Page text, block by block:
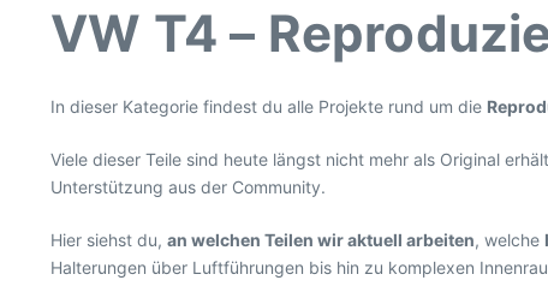
VW T4 –
In dieser Kategorie findest du alle Projekte rund um die
Viele dieser Teile sind heute längst nicht mehr als Original
Unterstützung aus der Community.
Hier siehst du, an welchen Teilen wir aktuell arbeiten, welche
Halterungen über Luftführungen bis hin zu komplexen